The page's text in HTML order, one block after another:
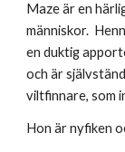
Maze är en
människor.
en duktig
och är
viltfinnare, som
Hon är nyfiken